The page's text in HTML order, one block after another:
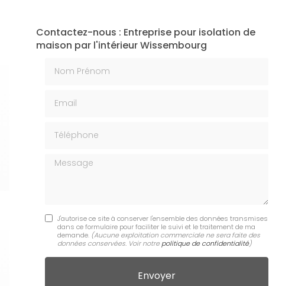
Contactez-nous : Entreprise pour isolation de
maison par l'intérieur Wissembourg
Message
J'autorise ce site à conserver l'ensemble des données transmises
dans ce formulaire pour faciliter le suivi et le traitement de ma
demande. (Aucune exploitation commerciale ne sera faite des
données conservées. Voir notre politique de confidentialité)